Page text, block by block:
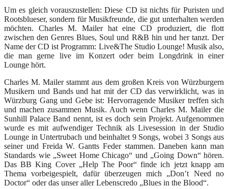
Um es gleich vorauszustellen: Diese CD ist nichts für Puristen und
Rootsblueser, sondern für Musikfreunde, die gut unterhalten werden
möchten. Charles M. Mailer hat eine CD produziert, die flott
zwischen den Genres Blues, Soul und R&B hin und her tanzt. Der
Name der CD ist Programm: Live&The Studio Lounge! Musik also,
die man gerne live im Konzert oder beim Longdrink in einer
Lounge hört.
Charles M. Mailer stammt aus dem großen Kreis von Würzburgern
Musikern und Bands und hat mit der CD das verwirklicht, was in
Würzburg Gang und Gebe ist: Hervorragende Musiker treffen sich
und machen zusammen Musik. Auch wenn Charles M. Mailer die
Sunhill Palace Band nennt, ist es doch sein Projekt. Aufgenommen
wurde es mit aufwendiger Technik als Livesession in der Studio
Lounge in Untertrubach und beinhaltet 9 Songs, wobei 3 Songs aus
seiner und Freida W. Gantts Feder stammen. Daneben kann man
Standards wie „Sweet Home Chicago“ und „Going Down“ hören.
Das BB King Cover „Help The Poor“ finde ich jetzt knapp am
Thema vorbeigespielt, dafür überzeugen mich „Don’t Need no
Doctor“ oder das unser aller Lebenscredo „Blues in the Blood“.